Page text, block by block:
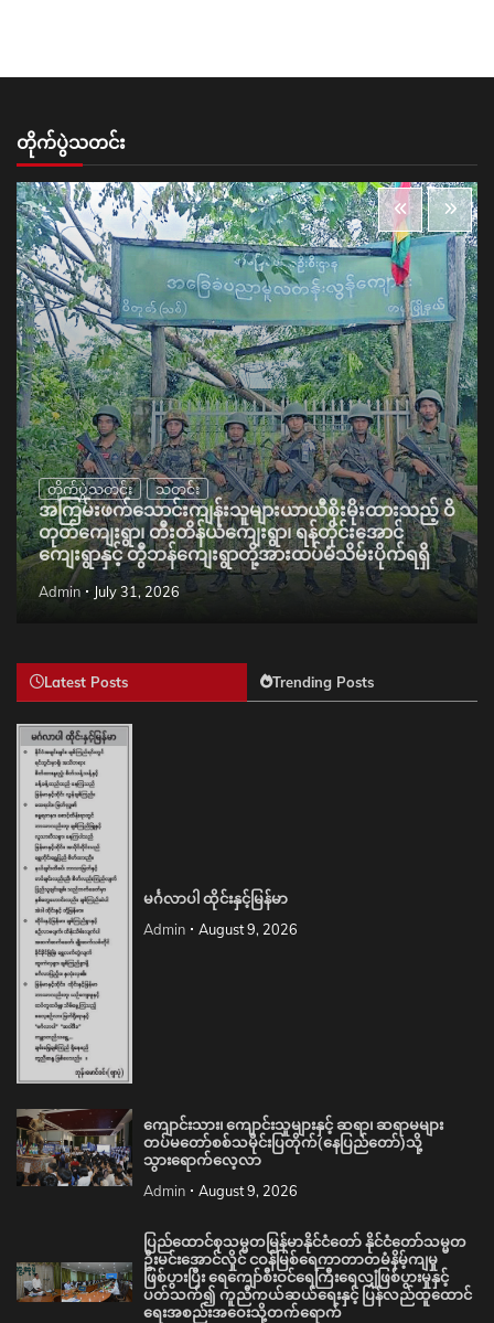
တိုက်ပွဲသတင်း
တိုက်ပွဲသတင်း သတင်း
အကြမ်းဖက်သောင်းကျန်းသူများယာယီစိုးမိုးထားသည့် ဝိ
တုတ်ကျေးရွာ၊ တီးတိန်ယံကျေးရွာ၊ ရန်တိုင်းအောင်
ကျေးရွာနှင့် တွီဘန်ကျေးရွာတို့အားထပ်မံသိမ်းပိုက်ရရှိ
Admin July 31, 2026
Latest Posts Trending Posts
မင်္ဂလာပါ ထိုင်းနှင့်မြန်မာ
Admin August 9, 2026
ကျောင်းသား၊ ကျောင်းသူများနှင့် ဆရာ၊ ဆရာမများ
တပ်မတော်စစ်သမိုင်းပြတိုက်(နေပြည်တော်)သို့
သွားရောက်လေ့လာ
Admin August 9, 2026
ပြည်ထောင်စုသမ္မတမြန်မာနိုင်ငံတော် နိုင်ငံတော်သမ္မတ
ဦးမင်းအောင်လှိုင် ငဝန်မြစ်ရေကာတာတမံနိမ့်ကျမှု
ဖြစ်ပွားပြီး ရေကျော်စီးဝင်ရေကြီးရေလျှံဖြစ်ပွားမှုနှင့်
ပတ်သက်၍ ကူညီကယ်ဆယ်ရေးနှင့် ပြန်လည်ထူထောင်
ရေးအစည်းအဝေးသို့တက်ရောက်